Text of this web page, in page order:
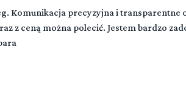
Komunikacja precyzyjna i transparentne
z ceną można polecić. Jestem bardzo